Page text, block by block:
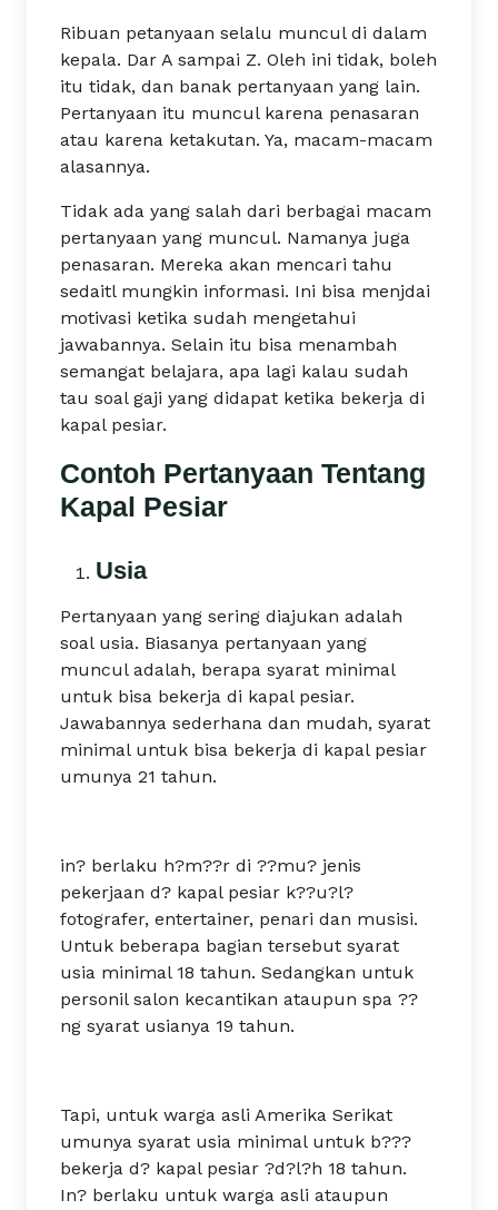
Ribuan petanyaan selalu muncul di dalam
kepala. Dar A sampai Z. Oleh ini tidak, boleh
itu tidak, dan banak pertanyaan yang lain.
Pertanyaan itu muncul karena penasaran
atau karena ketakutan. Ya, macam-macam
alasannya.
Tidak ada yang salah dari berbagai macam
pertanyaan yang muncul. Namanya juga
penasaran. Mereka akan mencari tahu
sedaitl mungkin informasi. Ini bisa menjdai
motivasi ketika sudah mengetahui
jawabannya. Selain itu bisa menambah
semangat belajara, apa lagi kalau sudah
tau soal gaji yang didapat ketika bekerja di
kapal pesiar.
Contoh Pertanyaan Tentang
Kapal Pesiar
Usia
Pertanyaan yang sering diajukan adalah
soal usia. Biasanya pertanyaan yang
muncul adalah, berapa syarat minimal
untuk bisa bekerja di kapal pesiar.
Jawabannya sederhana dan mudah, syarat
minimal untuk bisa bekerja di kapal pesiar
umunya 21 tahun.
in? berlaku h?m??r di ??mu? jenis
pekerjaan d? kapal pesiar k??u?l?
fotografer, entertainer, penari dan musisi.
Untuk beberapa bagian tersebut syarat
usia minimal 18 tahun. Sedangkan untuk
personil salon kecantikan ataupun spa ??
ng syarat usianya 19 tahun.
Tapi, untuk warga asli Amerika Serikat
umunya syarat usia minimal untuk b???
bekerja d? kapal pesiar ?d?l?h 18 tahun.
In? berlaku untuk warga asli ataupun